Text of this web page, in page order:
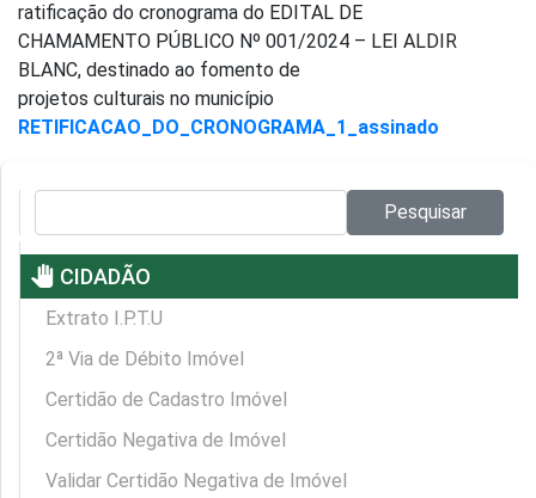
ratificação do cronograma do EDITAL DE
CHAMAMENTO PÚBLICO Nº 001/2024 – LEI ALDIR
BLANC, destinado ao fomento de
projetos culturais no município
RETIFICACAO_DO_CRONOGRAMA_1_assinado
Pesquisar
pan_tool CIDADÃO
Extrato I.P.T.U
2ª Via de Débito Imóvel
Certidão de Cadastro Imóvel
Certidão Negativa de Imóvel
Validar Certidão Negativa de Imóvel